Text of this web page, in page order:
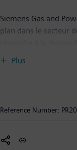
Siemens Gas and
plan dans le secteur
produits, solutions et
production
Plus
Reference Number: